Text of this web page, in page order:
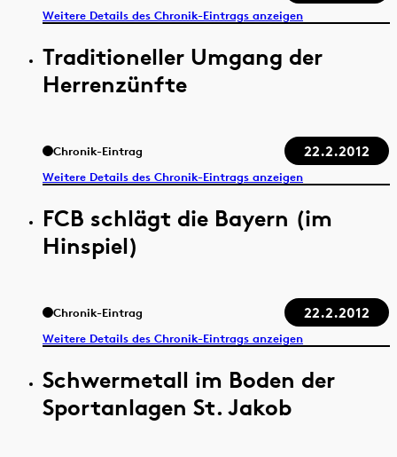
Weitere Details des Chronik-Eintrags anzeigen
Traditioneller Umgang der
Herrenzünfte
Chronik-Eintrag 22.2.2012
Weitere Details des Chronik-Eintrags anzeigen
FCB schlägt die Bayern (im
Hinspiel)
Chronik-Eintrag 22.2.2012
Weitere Details des Chronik-Eintrags anzeigen
Schwermetall im Boden der
Sportanlagen St. Jakob